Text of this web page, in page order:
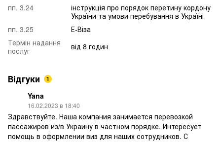
пп. 3.24
інструкція про порядок перетину кордону
України та умови перебування в Україні
пп. 3.25
Е-Віза
Термін надання
послуг
від 8 годин
Відгуки 1
Yana
16.02.2023 в 18:40
Здравствуйте. Наша компания занимается перевозкой
пассажиров из/в Украину в частном порядке. Интересует
помощь в оформлении виз для наших сотрудников. С